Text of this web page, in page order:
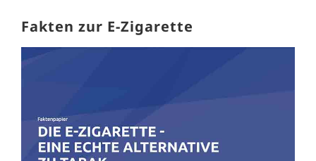
Fakten zur E-Zigarette